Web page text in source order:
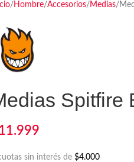
Hombre Accesorios Medias
Spitfire
sin interés de$4.000